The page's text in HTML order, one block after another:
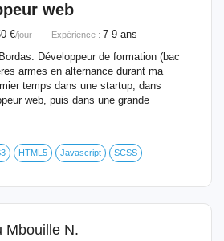
web
€/jour Expérience : 7-9 ans
Développeur de formation (bac
armes en alternance durant ma
temps dans une startup, dans
web, puis dans une grande
HTML5 Javascript SCSS
Mbouille N.